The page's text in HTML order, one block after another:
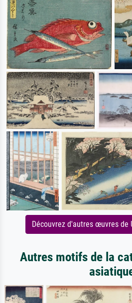
Découvrez d'autres œuvres de
Autres motifs de la